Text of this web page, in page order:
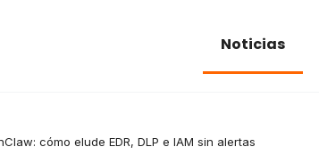
Noticias
cómo elude EDR, DLP e IAM sin alertas